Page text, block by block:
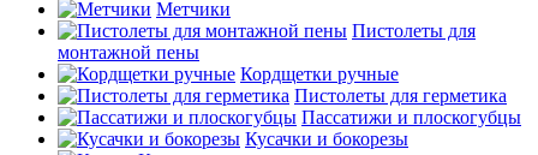
Метчики
Пистолеты для
монтажной пены
Кордщетки ручные
Пистолеты для герметика
Пассатижи и плоскогубцы
Кусачки и бокорезы